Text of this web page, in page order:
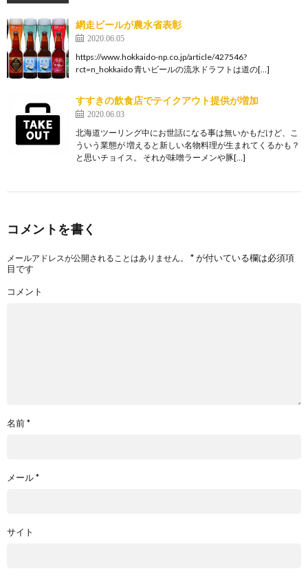
網走ビールが農水省表彰
2020.06.05
https://www.hokkaido-np.co.jp/article/427546?
rct=n_hokkaido 青いビールの流氷ドラフトは道の[…]
すすきの飲食店でテイクアウト提供が増加
2020.06.03
北海道ツーリング中にお世話になる事は無いかもだけど、こ
ういう業態が 増えると新しい名物料理が生まれてくるかも？
と思いチョイス。 それが味噌ラーメンや豚[…]
コメントを書く
メールアドレスが公開されることはありません。 *が付いている欄は必須項
目です
コメント
名前*
メール*
サイト